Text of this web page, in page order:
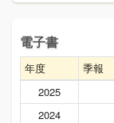
電子書
年度 季報
2025
2024